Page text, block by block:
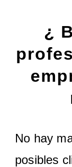
¿
No hay
posibles